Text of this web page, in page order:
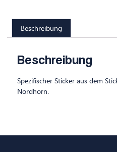
Beschreibung
Beschreibung
Spezifischer Sticker aus dem
Nordhorn.